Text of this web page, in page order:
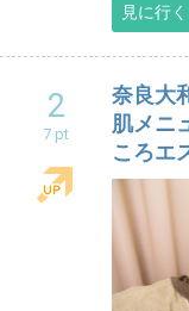
見に行く
2
7 pt
奈良大
肌メニ
ころエ